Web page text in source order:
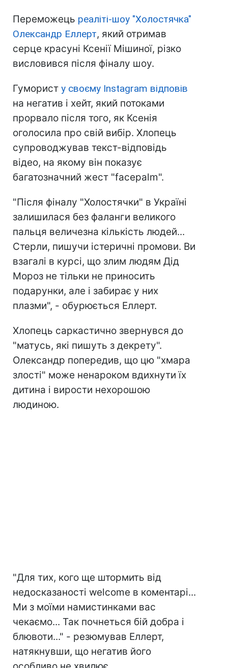
Переможець реаліті-шоу "Холостячка"
Олександр Еллерт, який отримав
серце красуні Ксенії Мішиної, різко
висловився після фіналу шоу.
Гуморист у своєму Instagram відповів
на негатив і хейт, який потоками
прорвало після того, як Ксенія
оголосила про свій вибір. Хлопець
супроводжував текст-відповідь
відео, на якому він показує
багатозначний жест "facepalm".
"Після фіналу "Холостячки" в Україні
залишилася без фаланги великого
пальця величезна кількість людей...
Стерли, пишучи істеричні промови. Ви
взагалі в курсі, що злим людям Дід
Мороз не тільки не приносить
подарунки, але і забирає у них
плазми", - обурюється Еллерт.
Хлопець саркастично звернувся до
"матусь, які пишуть з декрету".
Олександр попередив, що цю "хмара
злості" може ненароком вдихнути їх
дитина і вирости нехорошою
людиною.⠀
"Для тих, кого ще штормить від
недосказаності welcome в коментарі...
Ми з моїми намистинками вас
чекаємо... Так почнеться бій добра і
блювоти..." - резюмував Еллерт,
натякнувши, що негатив його